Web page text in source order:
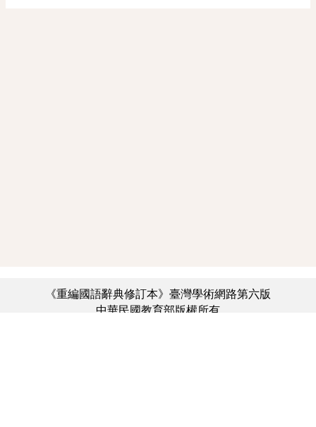
《重編國語辭典修訂本》臺灣學術網路第六版
中華民國教育部版權所有